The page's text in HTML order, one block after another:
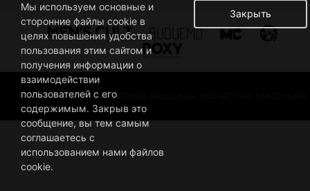
© 2019 BUSINESSMAN. ВСЕ ПРАВА ЗАЩИЩЕНЫ. РАЗРАБОТАНО В MC DESIGN.
Закрыть
Мы используем основные и
сторонние файлы cookie в
целях повышения удобства
пользования этим сайтом и
получения информации о
взаимодействии
пользователей с его
содержимым. Закрыв это
сообщение, вы тем самым
соглашаетесь с
использованием нами файлов
cookie.